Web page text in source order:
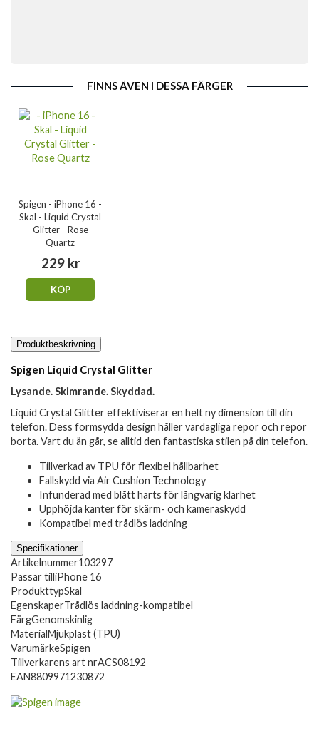
FINNS ÄVEN I DESSA FÄRGER
Spigen - iPhone 16 -
Skal - Liquid Crystal
Glitter - Rose
Quartz
229 kr
KÖP
Produktbeskrivning
Spigen Liquid Crystal Glitter
Lysande. Skimrande. Skyddad.
Liquid Crystal Glitter effektiviserar en helt ny dimension till din
telefon. Dess formsydda design håller vardagliga repor och repor
borta. Vart du än går, se alltid den fantastiska stilen på din telefon.
Tillverkad av TPU för flexibel hållbarhet
Fallskydd via Air Cushion Technology
Infunderad med blått harts för långvarig klarhet
Upphöjda kanter för skärm- och kameraskydd
Kompatibel med trådlös laddning
Specifikationer
Artikelnummer103297
Passar tilliPhone 16
ProdukttypSkal
EgenskaperTrådlös laddning-kompatibel
FärgGenomskinlig
MaterialMjukplast (TPU)
VarumärkeSpigen
Tillverkarens art nrACS08192
EAN8809971230872